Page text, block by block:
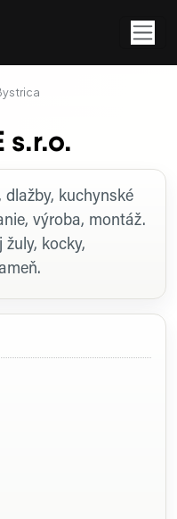
s.r.o.
dlažby, kuchynské
výroba, montáž.
žuly, kocky,